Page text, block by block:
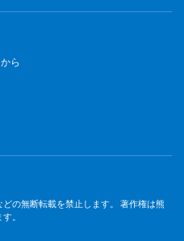
ら
の無断転載を禁止します。 著作権は熊
。